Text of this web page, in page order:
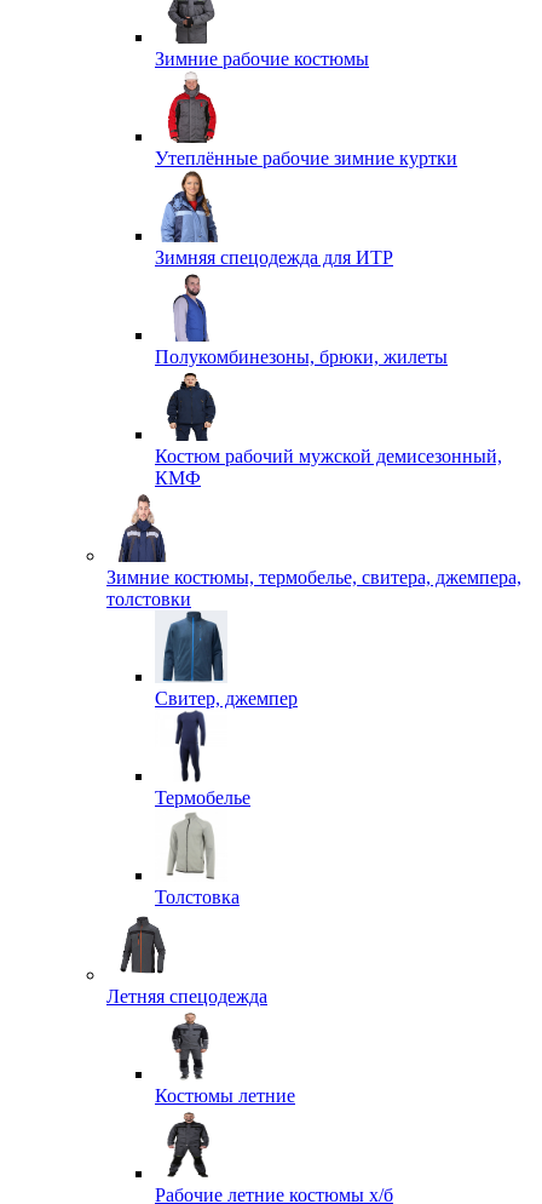
Зимние рабочие костюмы
Утеплённые рабочие зимние куртки
Зимняя спецодежда для ИТР
Полукомбинезоны, брюки, жилеты
Костюм рабочий мужской демисезонный,
КМФ
Зимние костюмы, термобелье, свитера, джемпера,
толстовки
Свитер, джемпер
Термобелье
Толстовка
Летняя спецодежда
Костюмы летние
Рабочие летние костюмы х/б